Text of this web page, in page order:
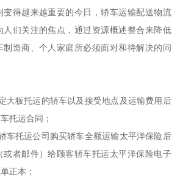
变得越来越重要的今日，轿车运输配送物流
人们关注的焦点，通过资源概述整合来降低
造商、个人家庭所必须面对和待解决的问
大板托运的轿车以及接受地点及运输费用后
托运合同；
车托运公司购买轿车全额运输太平洋保险后
或者邮件）给顾客轿车托运太平洋保险电子
正本；